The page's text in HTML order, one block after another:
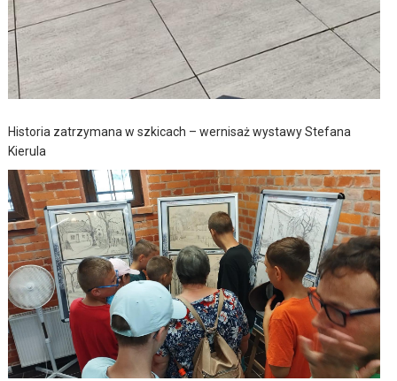
Historia zatrzymana w szkicach – wernisaż wystawy Stefana
Kierula